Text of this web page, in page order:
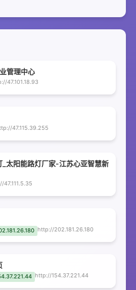
管理中心
47.101.18.93
47.115.39.255
_太阳能路灯厂家-江苏心亚智慧新
47.111.5.35
http://202.181.26.180
http://154.37.221.44